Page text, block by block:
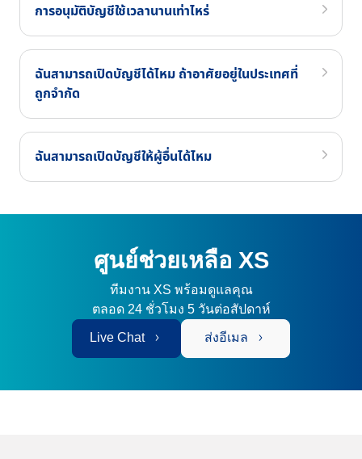
การอนุมัติบัญชีใช้เวลานานเท่าไหร่
ฉันสามารถเปิดบัญชีได้ไหม ถ้าอาศัยอยู่ในประเทศที่
ถูกจำกัด
ฉันสามารถเปิดบัญชีให้ผู้อื่นได้ไหม
ศูนย์ช่วยเหลือ XS
ทีมงาน XS พร้อมดูแลคุณ
ตลอด 24 ชั่วโมง 5 วันต่อสัปดาห์
Live Chat ส่งอีเมล